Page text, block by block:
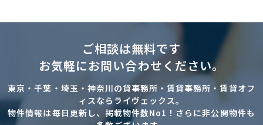
ご相談は無料です
お気軽にお問い合わせください。
東京・千葉・埼玉・神奈川の貸事務所・賃貸事務所・賃貸オフ
ィスならライヴェックス。
物件情報は毎日更新し、掲載物件数No1！さらに非公開物件も